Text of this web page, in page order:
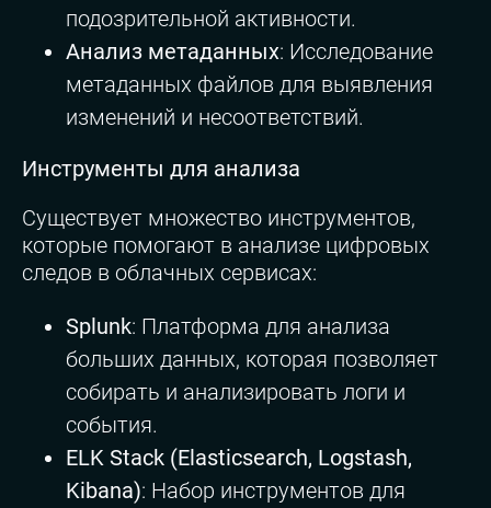
подозрительной активности.
Анализ метаданных: Исследование
метаданных файлов для выявления
изменений и несоответствий.
Инструменты для анализа
Существует множество инструментов,
которые помогают в анализе цифровых
следов в облачных сервисах:
Splunk: Платформа для анализа
больших данных, которая позволяет
собирать и анализировать логи и
события.
ELK Stack (Elasticsearch, Logstash,
Kibana): Набор инструментов для